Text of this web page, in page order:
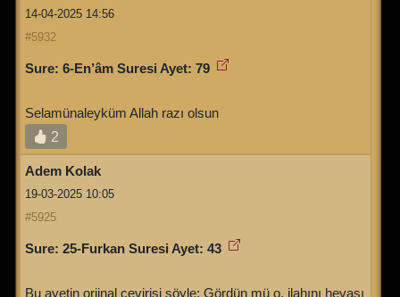
14-04-2025 14:56
#5932
Sure: 6-En’âm Suresi Ayet: 79
Selamünaleyküm Allah razı olsun
2
Adem Kolak
19-03-2025 10:05
#5925
Sure: 25-Furkan Suresi Ayet: 43
Bu ayetin orjinal çevirisi şöyle: Gördün mü o, ilahını hevası